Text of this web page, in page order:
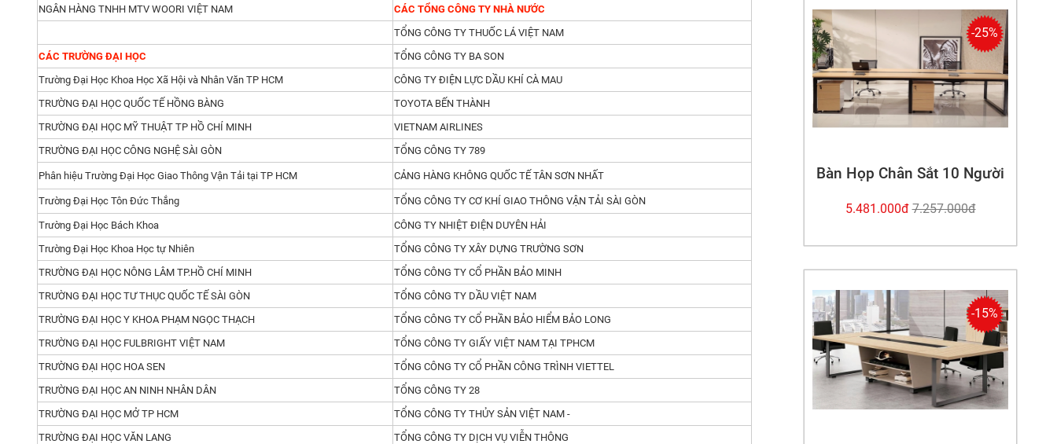
Ngoài ra, Quý khách hàng sẽ được chiết khấu và ưu đãi lớn khi mua từ 10 sản phẩm trở lên. Cùng với đó là thời gian bảo hành
cho Mẫu Bàn Họp Gỗ công nghiệp - BHCC02 lên đến 12 tháng, Quý khách hàng hoàn toàn có thể yên tâm trong quá trình mua và
sử dụng sản phẩm của chúng tôi.
Tại sao nên mua Bàn họp văn phòng của Công ty nội thất Miền Nam?
1. Hỗ trợ giao hàng nhanh chóng
2. Tư vấn thiết kế và lắp đặt miễn phí
3. Thời gian bảo hành được Nội Thất Miền Nam áp dụng lên tới 12 tháng theo đúng tiêu chuẩn sản xuất từ nhà máy giúp bạn an
tâm trong suốt quá trình mua và sử dụng sản phẩm
4. Chiết Khấu Và Ưu Đãi Lớn Khi Mua Từ 10 Sản Phẩm Trở Lên
Mọi thông tin chi tiết xin vui lòng liên hệ:
CÔNG TY CP ĐT PT SX MIỀN NAM
NHÀ PHÂN PHỐI NỘI THẤT MIỀN NAM
Hotline: 0911 092 569
Địa chỉ: 116 Nơ Trang Long, P14. Quận Bình Thạnh, TP. Hồ chí Minh.
Điện thoại: 028. 355 11 929 - Fax: 08. 629 44 355
Email: banhang116@gmail.com
NGÂN HÀNG TNHH MTV WOORI VIỆT NAM
CÁC TỔNG CÔNG TY NHÀ NƯỚC
TỔNG CÔNG TY THUỐC LÁ VIỆT NAM
CÁC TRƯỜNG ĐẠI HỌC
TỔNG CÔNG TY BA SON
Trường Đại Học Khoa Học Xã Hội và Nhân Văn TP HCM
CÔNG TY ĐIỆN LỰC DẦU KHÍ CÀ MAU
TRƯỜNG ĐẠI HỌC QUỐC TẾ HỒNG BÀNG
TOYOTA BẾN THÀNH
TRƯỜNG ĐẠI HỌC MỸ THUẬT TP HỒ CHÍ MINH
VIETNAM AIRLINES
TRƯỜNG ĐẠI HỌC CÔNG NGHỆ SÀI GÒN
TỔNG CÔNG TY 789
Phân hiệu Trường Đại Học Giao Thông Vận Tải tại TP HCM CẢNG HÀNG KHÔNG QUỐC TẾ TÂN SƠN NHẤT
Trường Đại Học Tôn Đức Thắng TỔNG CÔNG TY CƠ KHÍ GIAO THÔNG VẬN TẢI SÀI GÒN
Trường Đại Học Bách Khoa
CÔNG TY NHIỆT ĐIỆN DUYÊN HẢI
Trường Đại Học Khoa Học tự Nhiên
TỔNG CÔNG TY XÂY DỰNG TRƯỜNG SƠN
TRƯỜNG ĐẠI HỌC NÔNG LÂM TP.HỒ CHÍ MINH
TỔNG CÔNG TY CỔ PHẦN BẢO MINH
TRƯỜNG ĐẠI HỌC TƯ THỤC QUỐC TẾ SÀI GÒN
TỔNG CÔNG TY DẦU VIỆT NAM
TRƯỜNG ĐẠI HỌC Y KHOA PHẠM NGỌC THẠCH
TỔNG CÔNG TY CỔ PHẦN BẢO HIỂM BẢO LONG
TRƯỜNG ĐẠI HỌC FULBRIGHT VIỆT NAM
TỔNG CÔNG TY GIẤY VIỆT NAM TẠI TPHCM
TRƯỜNG ĐẠI HỌC HOA SEN
TỔNG CÔNG TY CỔ PHẦN CÔNG TRÌNH VIETTEL
TRƯỜNG ĐẠI HỌC AN NINH NHÂN DÂN
TỔNG CÔNG TY 28
TRƯỜNG ĐẠI HỌC MỞ TP HCM
TỔNG CÔNG TY THỦY SẢN VIỆT NAM -
TRƯỜNG ĐẠI HỌC VĂN LANG
TỔNG CÔNG TY DỊCH VỤ VIỄN THÔNG
-25%
Bàn Họp Chân Sắt 10 Người
5.481.000đ 7.257.000đ
-15%